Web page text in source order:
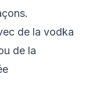
de la vodka
de la